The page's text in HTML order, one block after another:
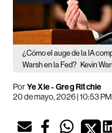
¿Cómo el auge de la IA
Warsh en la Fed? Kevin
PorYe Xie - Greg Ritchie
20 de mayo, 2026 | 10:53 PM